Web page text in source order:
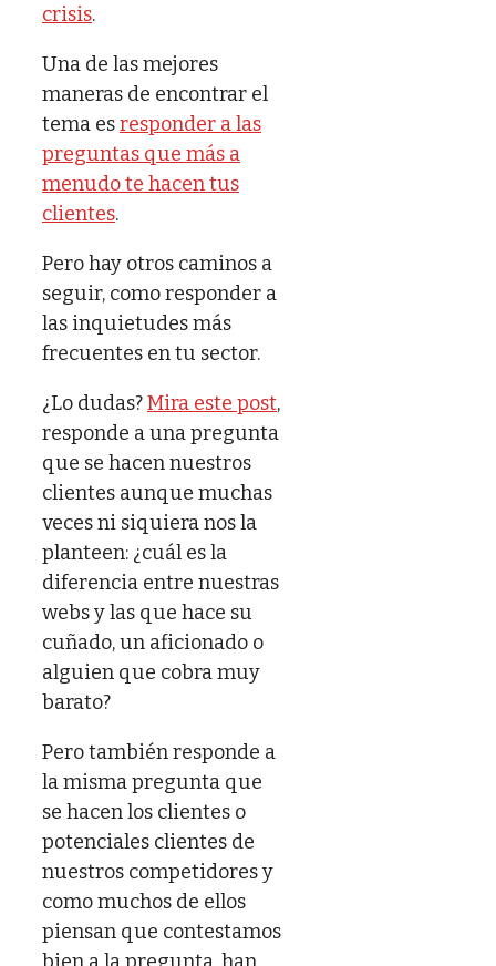
crisis.
Una de las mejores
maneras de encontrar el
tema esresponder a las
preguntas que más a
menudo te hacen tus
clientes.
Pero hay otros caminos a
seguir, como responder a
las inquietudes más
frecuentes en tu sector.
¿Lo dudas?Mira este post,
responde a una pregunta
que se hacen nuestros
clientes aunque muchas
veces ni siquiera nos la
planteen: ¿cuál es la
diferencia entre nuestras
webs y las que hace su
cuñado, un aficionado o
alguien que cobra muy
barato?
Pero también responde a
la misma pregunta que
se hacen los clientes o
potenciales clientes de
nuestros competidores y
como muchos de ellos
piensan que contestamos